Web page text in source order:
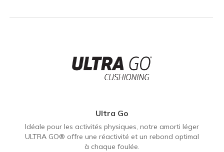
Ultra Go
Idéale pour les activités physiques, notre amorti léger
ULTRA GO® offre une réactivité et un rebond optimal
à chaque foulée.